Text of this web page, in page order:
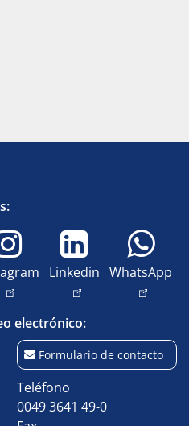
Linkedin WhatsApp
electrónico:
Formulario de contacto
Teléfono
0049 3641 49-0